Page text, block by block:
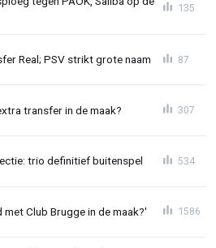
135
Real; PSV strikt grote naam 87
transfer in de maak? 307
trio definitief buitenspel 534
Club Brugge in de maak?' 1586